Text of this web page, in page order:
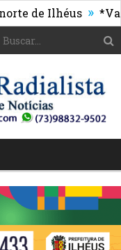
de Ilhéus » *Vasco